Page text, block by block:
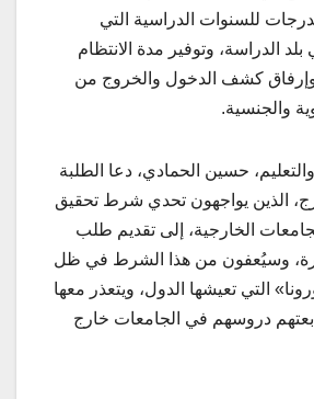
للسنوات الدراسية التي
الدراسة، وتوفير مدة الانتظام
كشف الدخول والخروج من
والجنسية.
حسين الحمادي، دعا الطلبة
الذين يواجهون تحدي شرط تحقيق
الخارجية، إلى تقديم طلب
وسيُعفون من هذا الشرط في ظل
التي تعيشها الدول، ويتعذر معها
دروسهم في الجامعات خارج